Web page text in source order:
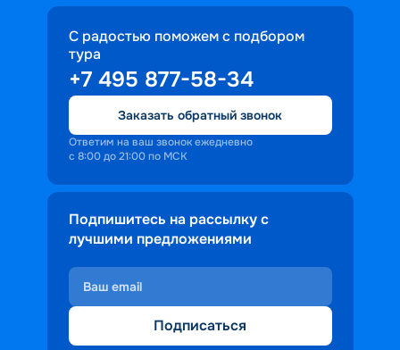
С радостью поможем с подбором
тура
+7 495 877-58-34
Заказать обратный звонок
Ответим на ваш звонок ежедневно
с 8:00 до 21:00 по МСК
Подпишитесь на рассылку с
лучшими предложениями
Подписаться